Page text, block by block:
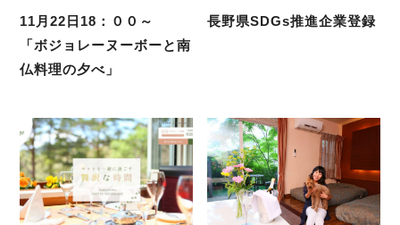
11月22日18：００～
「ボジョレーヌーボーと南
仏料理の夕べ」
長野県SDGs推進企業登録